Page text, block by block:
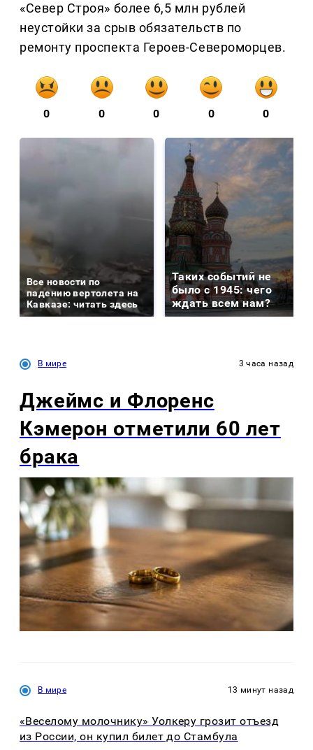
«Север Строя» более 6,5 млн рублей
неустойки за срыв обязательств по
ремонту проспекта Героев-Североморцев.
0 0 0 0 0
Все новости по
падению вертолета на
Кавказе: читать здесь
Таких событий не
было с 1945: чего
ждать всем нам?
В мире 3 часа назад
Джеймс и Флоренс
Кэмерон отметили 60 лет
брака
В мире 13 минут назад
«Веселому молочнику» Уолкеру грозит отъезд
из России, он купил билет до Стамбула